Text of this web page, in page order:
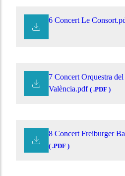
6 Concert Le
7 Concert Orquestra
València.pdf ( .PDF )
8 Concert Freiburger
( .PDF )